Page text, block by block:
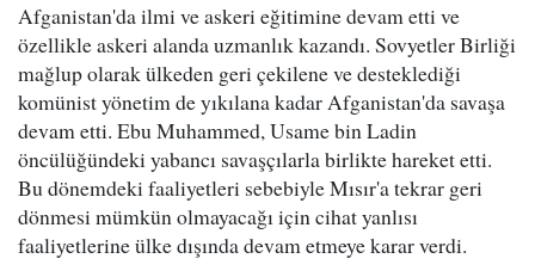
Afganistan'da ilmi ve askeri eğitimine devam etti ve
özellikle askeri alanda uzmanlık kazandı. Sovyetler Birliği
mağlup olarak ülkeden geri çekilene ve desteklediği
komünist yönetim de yıkılana kadar Afganistan'da savaşa
devam etti. Ebu Muhammed, Usame bin Ladin
öncülüğündeki yabancı savaşçılarla birlikte hareket etti.
Bu dönemdeki faaliyetleri sebebiyle Mısır'a tekrar geri
dönmesi mümkün olmayacağı için cihat yanlısı
faaliyetlerine ülke dışında devam etmeye karar verdi.